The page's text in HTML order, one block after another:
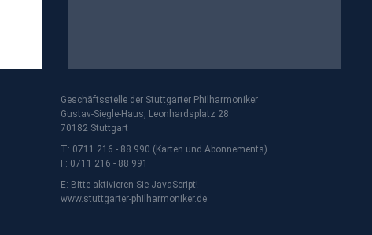
Geschäftsstelle der Stuttgarter Philharmoniker
Gustav-Siegle-Haus, Leonhardsplatz 28
70182 Stuttgart
T: 0711 216 - 88 990 (Karten und Abonnements)
F: 0711 216 - 88 991
E: Bitte aktivieren Sie JavaScript!
www.stuttgarter-philharmoniker.de